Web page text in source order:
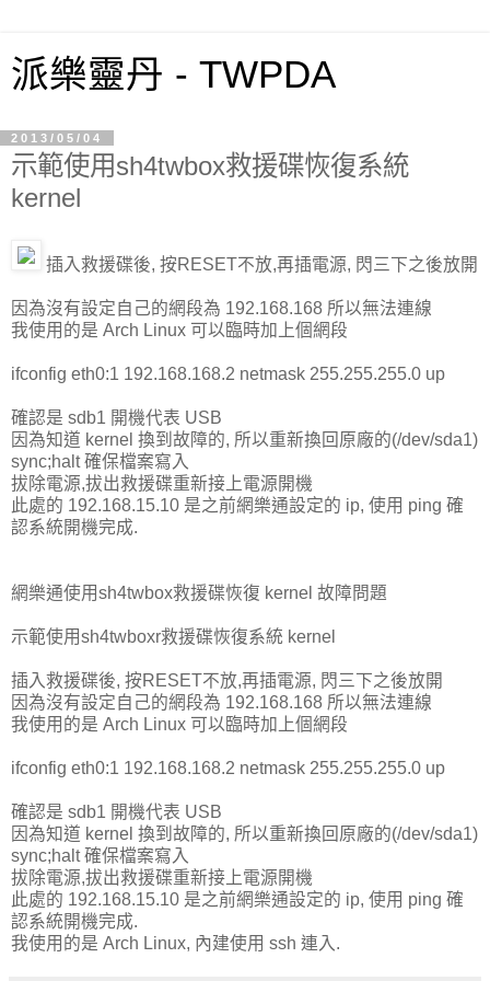
派樂靈丹 - TWPDA
2013/05/04
示範使用sh4twbox救援碟恢復系統
kernel
插入救援碟後, 按RESET不放,再插電源, 閃三下之後放開
因為沒有設定自己的網段為 192.168.168 所以無法連線
我使用的是 Arch Linux 可以臨時加上個網段
ifconfig eth0:1 192.168.168.2 netmask 255.255.255.0 up
確認是 sdb1 開機代表 USB
因為知道 kernel 換到故障的, 所以重新換回原廠的(/dev/sda1)
sync;halt 確保檔案寫入
拔除電源,拔出救援碟重新接上電源開機
此處的 192.168.15.10 是之前網樂通設定的 ip, 使用 ping 確
認系統開機完成.
網樂通使用sh4twbox救援碟恢復 kernel 故障問題
示範使用sh4twboxr救援碟恢復系統 kernel
插入救援碟後, 按RESET不放,再插電源, 閃三下之後放開
因為沒有設定自己的網段為 192.168.168 所以無法連線
我使用的是 Arch Linux 可以臨時加上個網段
ifconfig eth0:1 192.168.168.2 netmask 255.255.255.0 up
確認是 sdb1 開機代表 USB
因為知道 kernel 換到故障的, 所以重新換回原廠的(/dev/sda1)
sync;halt 確保檔案寫入
拔除電源,拔出救援碟重新接上電源開機
此處的 192.168.15.10 是之前網樂通設定的 ip, 使用 ping 確
認系統開機完成.
我使用的是 Arch Linux, 內建使用 ssh 連入.